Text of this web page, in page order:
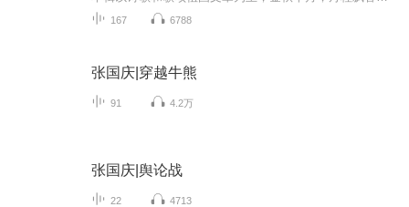
167 6788
张国庆|穿越牛熊
91 4.2万
张国庆|舆论战
22 4713